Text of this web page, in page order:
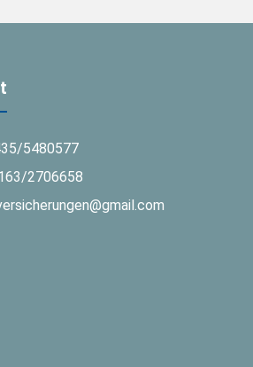
5480577
2706658